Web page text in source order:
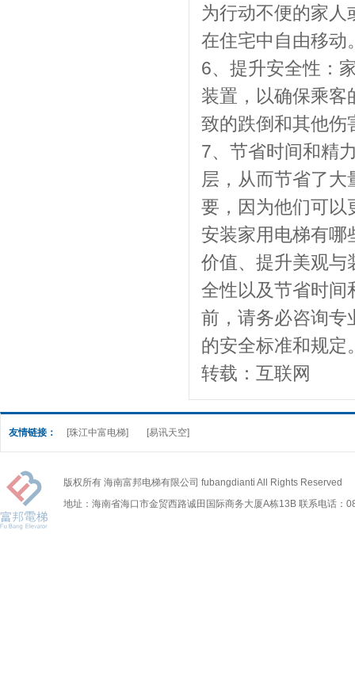
为行动不便的家
在住宅中自由移动
6、提升安全性：
装置，以确保乘客
致的跌倒和其他伤
7、节省时间和精
层，从而节省了
要，因为他们可以
安装家用电梯有哪
价值、提升美观与
全性以及节省时间
前，请务必咨询专
的安全标准和规定
转载：互联网
友情链接： [珠江中富电梯] [易讯天空]
版权所有 海南富邦电梯有限公司 fubangdianti All Rights Reserved
地址：海南省海口市金贸西路诚田国际商务大厦A栋13B 联系电话